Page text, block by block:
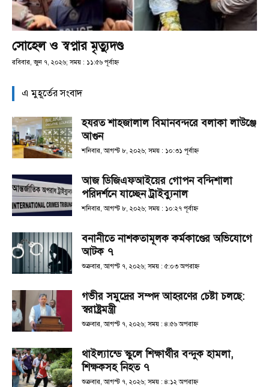
সোহেল ও স্বপ্নার মৃত্যুদণ্ড
রবিবার, জুন ৭, ২০২৬; সময় : ১১:৫৬ পূর্বাহ্ণ
এ মুহূর্তের সংবাদ
হযরত শাহজালাল বিমানবন্দরে বলাকা লাউঞ্জে
আগুন
শনিবার, আগস্ট ৮, ২০২৬; সময় : ১০:৩১ পূর্বাহ্ণ
আজ ডিজিএফআইয়ের গোপন বন্দিশালা
পরিদর্শনে যাচ্ছেন ট্রাইব্যুনাল
শনিবার, আগস্ট ৮, ২০২৬; সময় : ১০:২৭ পূর্বাহ্ণ
বনানীতে নাশকতামূলক কর্মকাণ্ডের অভিযোগে
আটক ৭
শুক্রবার, আগস্ট ৭, ২০২৬; সময় : ৫:০৩ অপরাহ্ণ
গভীর সমুদ্রের সম্পদ আহরণের চেষ্টা চলছে:
স্বরাষ্ট্রমন্ত্রী
শুক্রবার, আগস্ট ৭, ২০২৬; সময় : ৪:৫৬ অপরাহ্ণ
থাইল্যান্ডে স্কুলে শিক্ষার্থীর বন্দুক হামলা,
শিক্ষকসহ নিহত ৭
শুক্রবার, আগস্ট ৭, ২০২৬; সময় : ৪:১২ অপরাহ্ণ